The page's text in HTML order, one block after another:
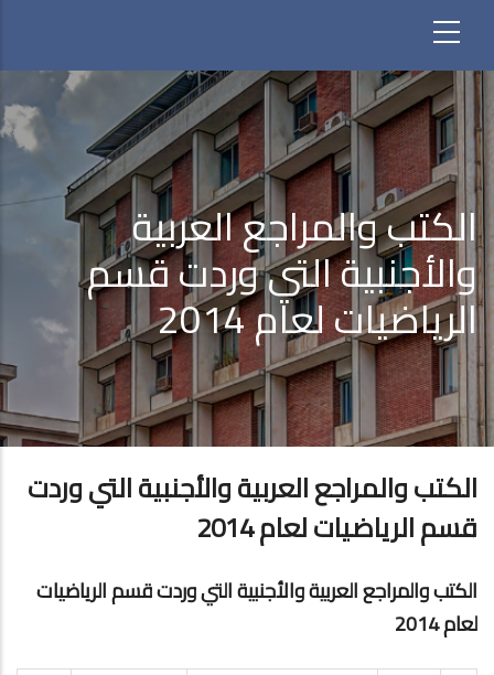
الكتب والمراجع العربية
والأجنبية التي وردت قسم
الرياضيات لعام 2014
الكتب والمراجع العربية والأجنبية التي وردت
قسم الرياضيات لعام 2014
الكتب والمراجع العربية والأجنبية التي وردت قسم الرياضيات
لعام 2014